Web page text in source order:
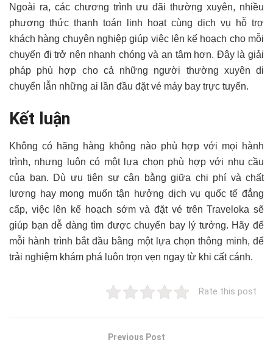
Ngoài ra, các chương trình ưu đãi thường xuyên, nhiều
phương thức thanh toán linh hoạt cùng dịch vụ hỗ trợ
khách hàng chuyên nghiệp giúp việc lên kế hoạch cho mỗi
chuyến đi trở nên nhanh chóng và an tâm hơn. Đây là giải
pháp phù hợp cho cả những người thường xuyên di
chuyển lẫn những ai lần đầu đặt vé máy bay trực tuyến.
Kết luận
Không có hãng hàng không nào phù hợp với mọi hành
trình, nhưng luôn có một lựa chọn phù hợp với nhu cầu
của bạn. Dù ưu tiên sự cân bằng giữa chi phí và chất
lượng hay mong muốn tận hưởng dịch vụ quốc tế đẳng
cấp, việc lên kế hoạch sớm và đặt vé trên Traveloka sẽ
giúp bạn dễ dàng tìm được chuyến bay lý tưởng. Hãy để
mỗi hành trình bắt đầu bằng một lựa chọn thông minh, để
trải nghiệm khám phá luôn trọn vẹn ngay từ khi cất cánh.
Rate this post
Previous Post